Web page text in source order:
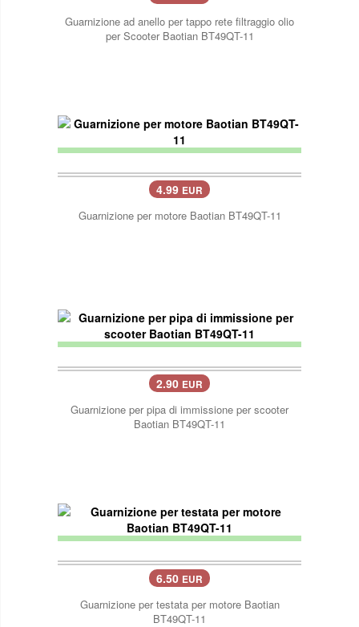
Guarnizione ad anello per tappo rete filtraggio olio
per Scooter Baotian BT49QT-11
4.99 EUR
Guarnizione per motore Baotian BT49QT-11
2.90 EUR
Guarnizione per pipa di immissione per scooter
Baotian BT49QT-11
6.50 EUR
Guarnizione per testata per motore Baotian
BT49QT-11